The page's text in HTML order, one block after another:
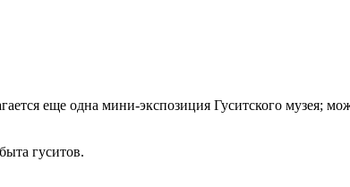
еще одна мини-экспозиция Гуситского музея;
гуситов.